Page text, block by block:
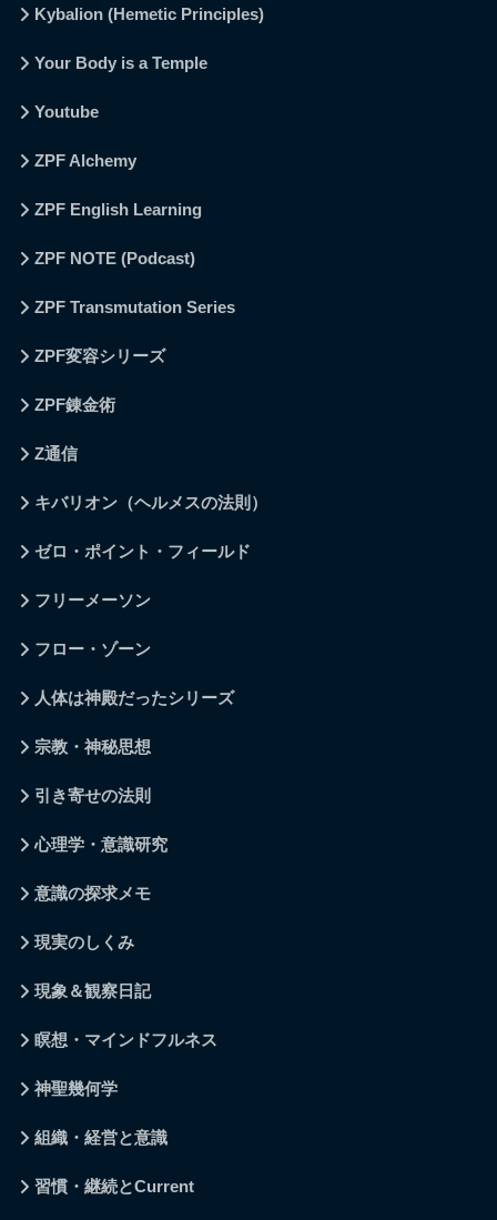
Kybalion (Hemetic Principles)
Your Body is a Temple
Youtube
ZPF Alchemy
ZPF English Learning
ZPF NOTE (Podcast)
ZPF Transmutation Series
ZPF変容シリーズ
ZPF錬金術
Z通信
キバリオン（ヘルメスの法則）
ゼロ・ポイント・フィールド
フリーメーソン
フロー・ゾーン
人体は神殿だったシリーズ
宗教・神秘思想
引き寄せの法則
心理学・意識研究
意識の探求メモ
現実のしくみ
現象＆観察日記
瞑想・マインドフルネス
神聖幾何学
組織・経営と意識
習慣・継続とCurrent